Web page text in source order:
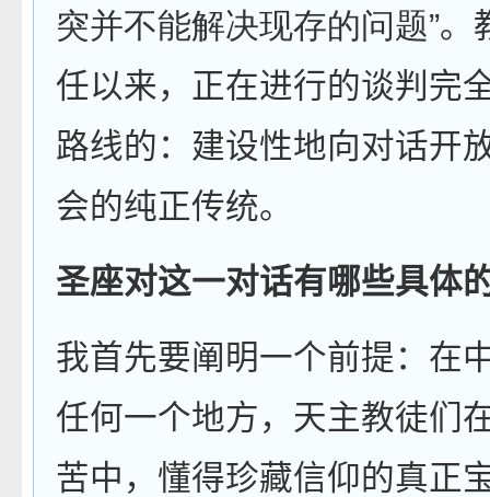
突并不能解决现存的问题”。
任以来，正在进行的谈判完
路线的：建设性地向对话开
会的纯正传统。
圣座对这一对话有哪些具体
我首先要阐明一个前提：在
任何一个地方，天主教徒们
苦中，懂得珍藏信仰的真正